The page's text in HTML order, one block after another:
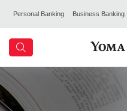
Personal Banking Business Banking